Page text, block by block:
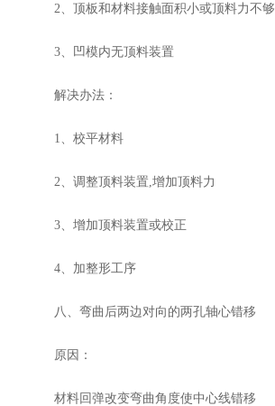
2、顶板和材料接触面积小或顶料力不够
3、凹模内无顶料装置
解决办法：
1、校平材料
2、调整顶料装置,增加顶料力
3、增加顶料装置或校正
4、加整形工序
八、弯曲后两边对向的两孔轴心错移
原因：
材料回弹改变弯曲角度使中心线错移